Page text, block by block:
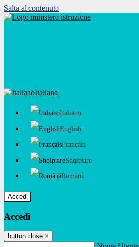
Salta al contenuto
Italiano
Italiano
English
Français
Shqiptare
Română
Accedi
Accedi
button close ×